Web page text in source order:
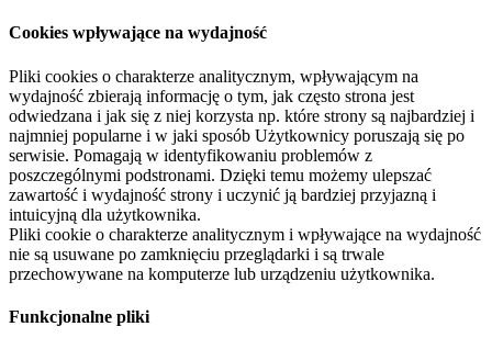
Cookies wpływające na wydajność
Pliki cookies o charakterze analitycznym, wpływającym na
wydajność zbierają informację o tym, jak często strona jest
odwiedzana i jak się z niej korzysta np. które strony są najbardziej i
najmniej popularne i w jaki sposób Użytkownicy poruszają się po
serwisie. Pomagają w identyfikowaniu problemów z
poszczególnymi podstronami. Dzięki temu możemy ulepszać
zawartość i wydajność strony i uczynić ją bardziej przyjazną i
intuicyjną dla użytkownika.
Pliki cookie o charakterze analitycznym i wpływające na wydajność
nie są usuwane po zamknięciu przeglądarki i są trwale
przechowywane na komputerze lub urządzeniu użytkownika.
Funkcjonalne pliki